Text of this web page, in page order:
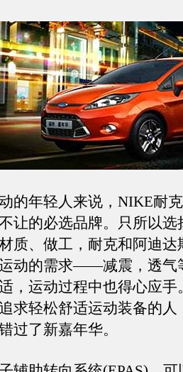
年轻人来说，NIKE耐克
让的必选品牌。只所以选
质、做工，耐克和阿迪达
动的需求——减震，透气
，运动过程中也得心应手
求轻松舒适运动装备的人
过了新嘉年华。